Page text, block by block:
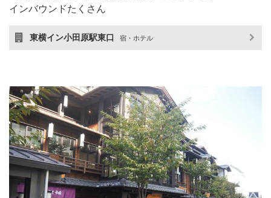
インバウンドたくさん
東横イン小田原駅東口 宿・ホテル